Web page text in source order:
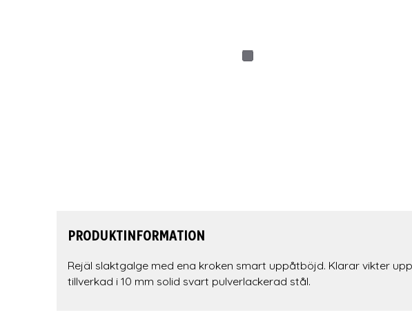
PRODUKTINFORMATION
Rejäl slaktgalge med ena kroken smart uppåtböjd. Klarar vikter
tillverkad i 10 mm solid svart pulverlackerad stål.